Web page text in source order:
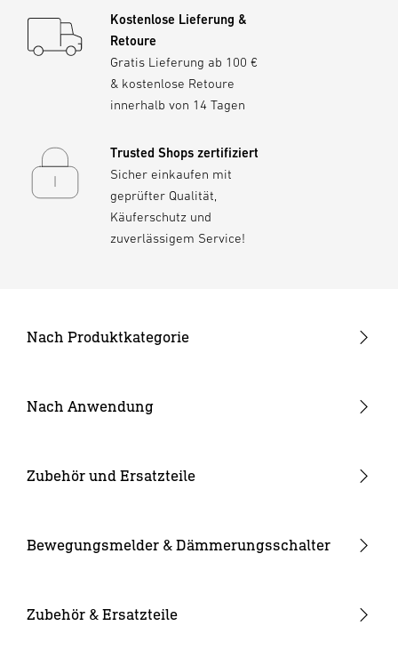
Kostenlose Lieferung &
Retoure
Gratis Lieferung ab 100 €
& kostenlose Retoure
innerhalb von 14 Tagen
Trusted Shops zertifiziert
Sicher einkaufen mit
geprüfter Qualität,
Käuferschutz und
zuverlässigem Service!
Nach Produktkategorie
24V Garten-Lichtsystem
Strahler und Spots
Kameraleuchten
Solarleuchten
Nach Anwendung
Hauseingang
Zubehör und Ersatzteile
Ersatzgläser
Leuchtmittel
Bewegungsmelder & Dämmerungsschalter
Bewegungsmelder innen
Zubehör & Ersatzteile